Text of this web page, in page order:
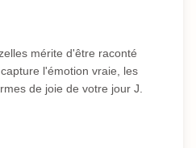
mérite d'être raconté
l'émotion vraie, les
de joie de votre jour J.